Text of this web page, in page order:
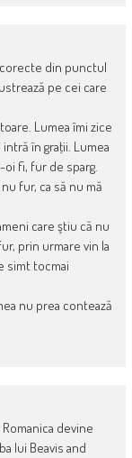
din punctul
pe cei care
Lumea îmi zice
în graţii. Lumea
fi, fur de sparg.
fur, ca să nu mă
care ştiu că nu
prin urmare vin la
simt tocmai
nu prea contează
devine
lui Beavis and